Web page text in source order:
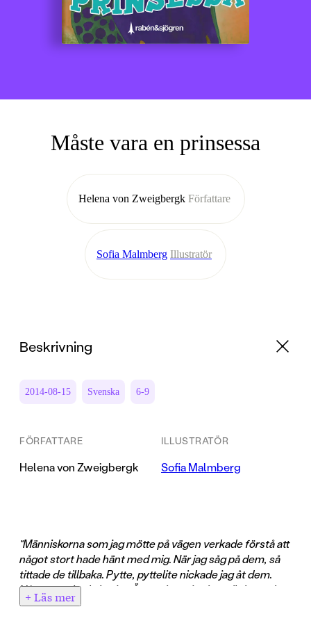
Måste vara en prinsessa
Helena von Zweigbergk Författare
Sofia Malmberg Illustratör
Beskrivning
2014-08-15 Svenska 6-9
FÖRFATTARE
Helena von Zweigbergk
ILLUSTRATÖR
Sofia Malmberg
"Människorna som jag mötte på vägen verkade förstå att
något stort hade hänt med mig. När jag såg på dem, så
tittade de tillbaka. Pytte, pyttelite nickade jag åt dem.
Något nytt hade börjat. Ännu visste jag inte riktigt vad."
+ Läs mer